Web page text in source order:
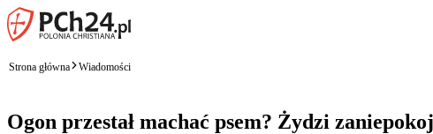
Strona główna Wiadomości
Ogon przestał machać psem? Żydzi